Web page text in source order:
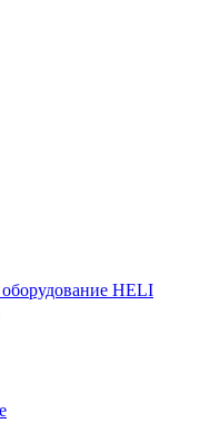
HELI